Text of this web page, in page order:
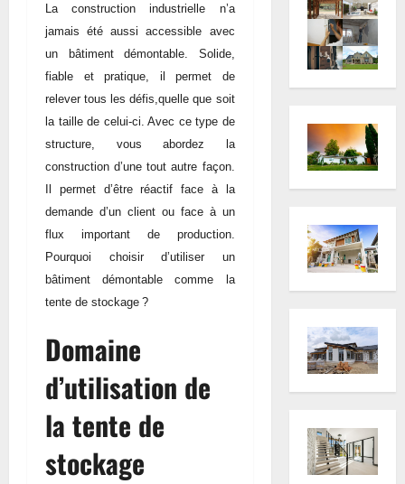
La construction industrielle n’a
jamais été aussi accessible avec
un bâtiment démontable. Solide,
fiable et pratique, il permet de
relever tous les défis,quelle que soit
la taille de celui-ci. Avec ce type de
structure, vous abordez la
construction d’une tout autre façon.
Il permet d’être réactif face à la
demande d’un client ou face à un
flux important de production.
Pourquoi choisir d’utiliser un
bâtiment démontable comme la
tente de stockage ?
Domaine
d’utilisation de
la tente de
stockage